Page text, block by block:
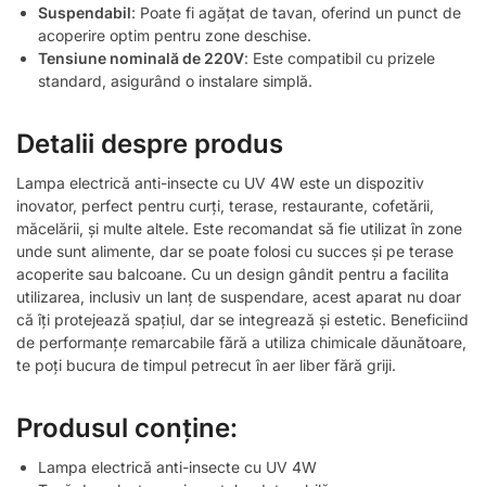
Suspendabil: Poate fi agățat de tavan, oferind un punct de
acoperire optim pentru zone deschise.
Tensiune nominală de 220V: Este compatibil cu prizele
standard, asigurând o instalare simplă.
Detalii despre produs
Lampa electrică anti-insecte cu UV 4W este un dispozitiv
inovator, perfect pentru curți, terase, restaurante, cofetării,
măcelării, și multe altele. Este recomandat să fie utilizat în zone
unde sunt alimente, dar se poate folosi cu succes și pe terase
acoperite sau balcoane. Cu un design gândit pentru a facilita
utilizarea, inclusiv un lanț de suspendare, acest aparat nu doar
că îți protejează spațiul, dar se integrează și estetic. Beneficiind
de performanțe remarcabile fără a utiliza chimicale dăunătoare,
te poți bucura de timpul petrecut în aer liber fără griji.
Produsul conține:
Lampa electrică anti-insecte cu UV 4W